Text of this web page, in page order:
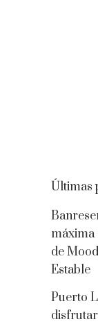
Últimas
máxima
de
Estable
Puerto